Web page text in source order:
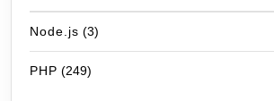
Node.js (3)
PHP (249)